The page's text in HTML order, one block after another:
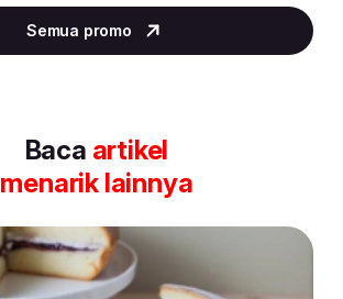
Semua promo
Baca artikel
menarik lainnya